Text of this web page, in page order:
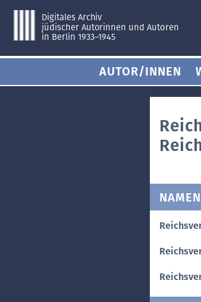
Digitales Archiv
jüdischer Autorinnen und Autoren
in Berlin 1933–1945
AUTOR/INNEN
NAMEN